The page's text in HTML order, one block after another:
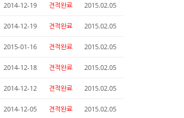
2014-12-19 견적완료 2015.02.05
2014-12-19 견적완료 2015.02.05
2015-01-16 견적완료 2015.02.05
2014-12-18 견적완료 2015.02.05
2014-12-12 견적완료 2015.02.05
2014-12-05 견적완료 2015.02.05